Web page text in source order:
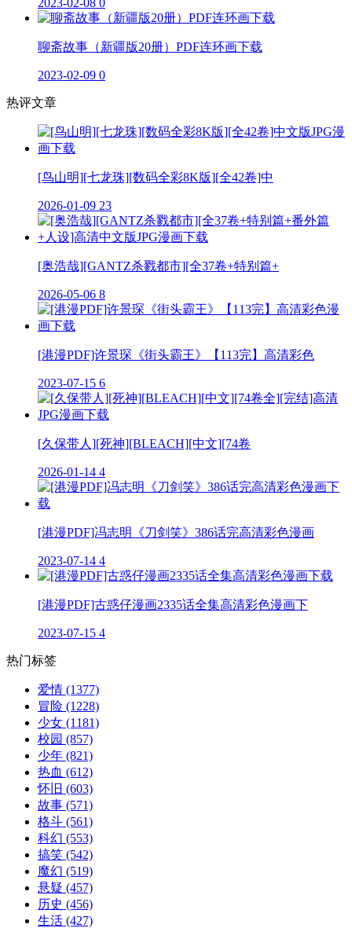
聊斋故事（新疆版20册）PDF连环画下载
2023-02-09 0
热评文章
[鸟山明][七龙珠][数码全彩8K版][全42卷]中
2026-01-09 23
[奥浩哉][GANTZ杀戮都市][全37卷+特别篇+
2026-05-06 8
[港漫PDF]许景琛《街头霸王》【113完】高清彩色
2023-07-15 6
[久保带人][死神][BLEACH][中文][74卷
2026-01-14 4
[港漫PDF]冯志明《刀剑笑》386话完高清彩色漫画
2023-07-14 4
[港漫PDF]古惑仔漫画2335话全集高清彩色漫画下
2023-07-15 4
热门标签
爱情 (1377)
冒险 (1228)
少女 (1181)
校园 (857)
少年 (821)
热血 (612)
怀旧 (603)
故事 (571)
格斗 (561)
科幻 (553)
搞笑 (542)
魔幻 (519)
悬疑 (457)
历史 (456)
生活 (427)